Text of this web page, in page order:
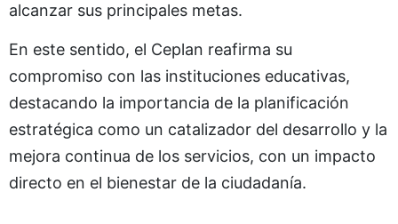
alcanzar sus principales metas.
En este sentido, el Ceplan reafirma su
compromiso con las instituciones educativas,
destacando la importancia de la planificación
estratégica como un catalizador del desarrollo y la
mejora continua de los servicios, con un impacto
directo en el bienestar de la ciudadanía.